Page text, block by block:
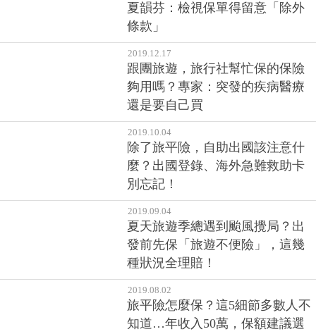
夏韻芬：檢視保單得留意「除外
條款」
2019.12.17
跟團旅遊，旅行社幫忙保的保險
夠用嗎？專家：突發的疾病醫療
還是要自己買
2019.10.04
除了旅平險，自助出國該注意什
麼？出國登錄、海外急難救助卡
別忘記！
2019.09.04
夏天旅遊季總遇到颱風攪局？出
發前先保「旅遊不便險」，這幾
種狀況全理賠！
2019.08.02
旅平險怎麼保？這5細節多數人不
知道…年收入50萬，保額建議選